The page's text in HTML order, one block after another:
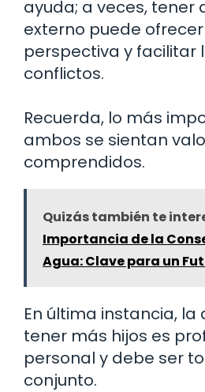
ayuda; a veces, tener
externo puede
perspectiva y facilitar
conflictos.
Recuerda, lo más
ambos se sientan
comprendidos.
Quizás también te
Importancia de la
Agua: Clave para un
En última instancia, la
tener más hijos es
personal y debe ser
conjunto.